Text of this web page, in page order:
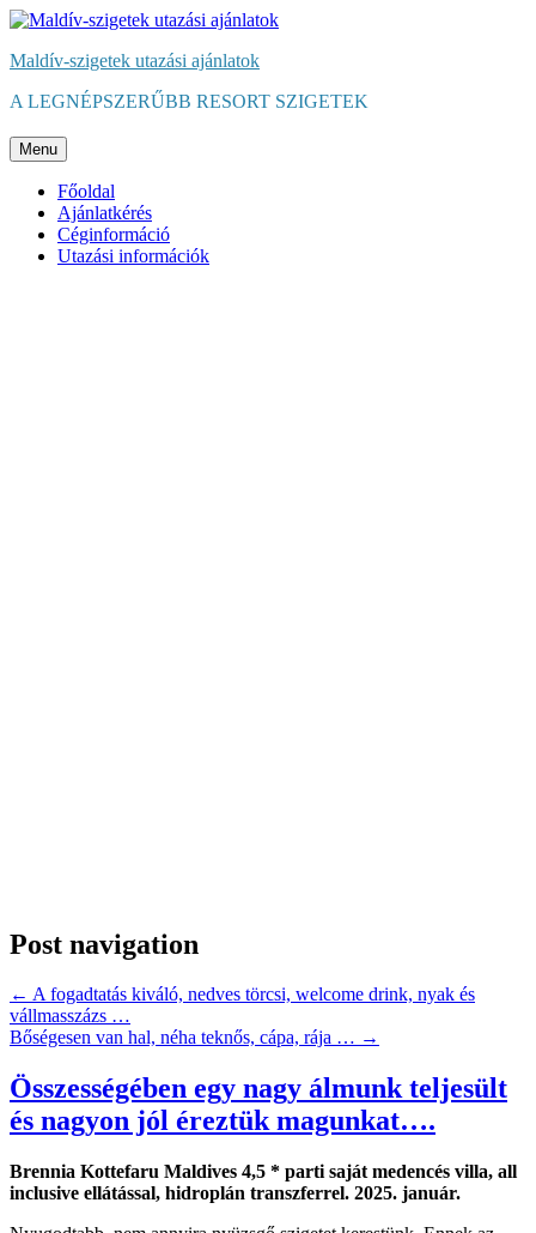
Maldív-szigetek utazási ajánlatok
A LEGNÉPSZERŰBB RESORT SZIGETEK
Menu
Főoldal
Ajánlatkérés
Céginformáció
Utazási információk
Post navigation
← A fogadtatás kiváló, nedves törcsi, welcome drink, nyak és
vállmasszázs …
Bőségesen van hal, néha teknős, cápa, rája … →
Összességében egy nagy álmunk teljesült
és nagyon jól éreztük magunkat….
Brennia Kottefaru Maldives 4,5 * parti saját medencés villa, all
inclusive ellátással, hidroplán transzferrel. 2025. január.